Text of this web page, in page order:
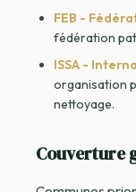
FEB -
fédération
ISSA -
organisation
nettoyage.
Couverture